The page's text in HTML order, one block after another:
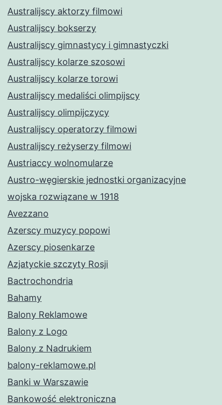
Australijscy aktorzy filmowi
Australijscy bokserzy
Australijscy gimnastycy i gimnastyczki
Australijscy kolarze szosowi
Australijscy kolarze torowi
Australijscy medaliści olimpijscy
Australijscy olimpijczycy
Australijscy operatorzy filmowi
Australijscy reżyserzy filmowi
Austriaccy wolnomularze
Austro-węgierskie jednostki organizacyjne
wojska rozwiązane w 1918
Avezzano
Azerscy muzycy popowi
Azerscy piosenkarze
Azjatyckie szczyty Rosji
Bactrochondria
Bahamy
Balony Reklamowe
Balony z Logo
Balony z Nadrukiem
balony-reklamowe.pl
Banki w Warszawie
Bankowość elektroniczna